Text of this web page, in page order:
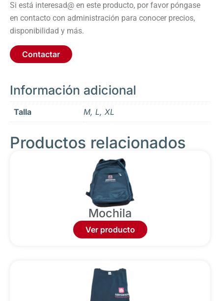
Si está interesad@ en este producto, por favor póngase
en contacto con administración para conocer precios,
disponibilidad y más.
Contactar
Información adicional
Talla M, L, XL
Productos relacionados
Mochila
Ver producto